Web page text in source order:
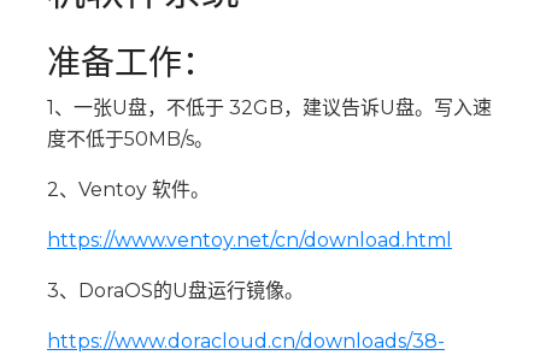
准备工作：
1、一张U盘，不低于 32GB，建议告诉U盘。写入速
度不低于50MB/s。
2、Ventoy 软件。
https://www.ventoy.net/cn/download.html
3、DoraOS的U盘运行镜像。
https://www.doracloud.cn/downloads/38-